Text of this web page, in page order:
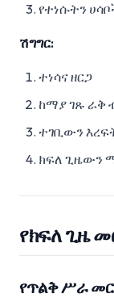
የተነሱትን
ሽግግር:
ተነሳና ዘርጋ
ከማያ ገጹ ራቅ
ተገቢውን
ክፍለ ጊዜውን
የክፍለ ጊዜ
የጥልቅ ሥራ